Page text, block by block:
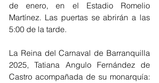
de enero, en el Estadio Romelio
Martínez. Las puertas se abrirán a las
5:00 de la tarde.
La Reina del Carnaval de Barranquilla
2025, Tatiana Angulo Fernández de
Castro acompañada de su monarquía: